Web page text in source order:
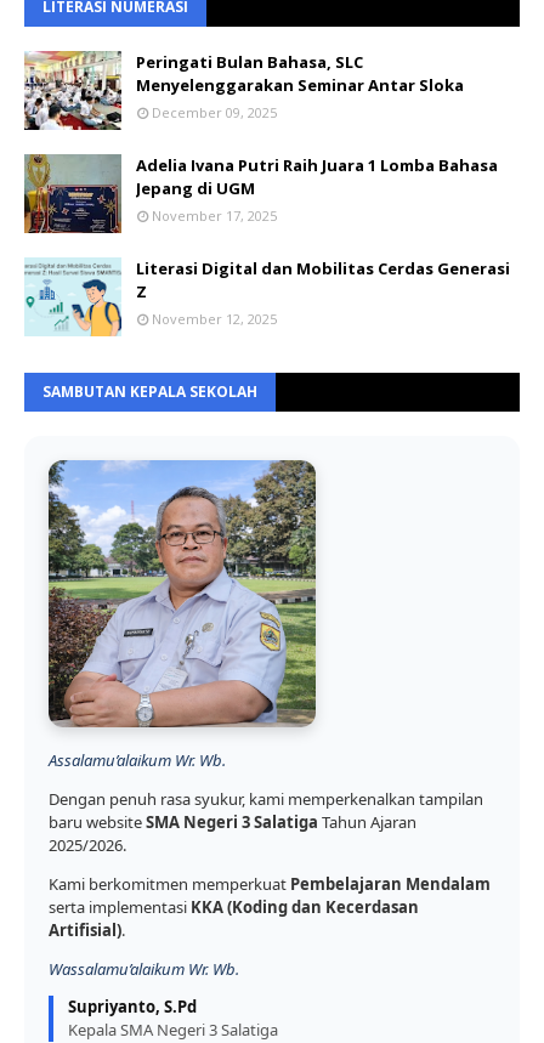
LITERASI NUMERASI
Peringati Bulan Bahasa, SLC
Menyelenggarakan Seminar Antar Sloka
December 09, 2025
Adelia Ivana Putri Raih Juara 1 Lomba Bahasa
Jepang di UGM
November 17, 2025
Literasi Digital dan Mobilitas Cerdas Generasi
Z
November 12, 2025
SAMBUTAN KEPALA SEKOLAH
Assalamu’alaikum Wr. Wb.
Dengan penuh rasa syukur, kami memperkenalkan tampilan
baru websiteSMA Negeri 3 Salatiga Tahun Ajaran
2025/2026.
Kami berkomitmen memperkuat Pembelajaran Mendalam
serta implementasi KKA (Koding dan Kecerdasan
Artifisial).
Wassalamu’alaikum Wr. Wb.
Supriyanto, S.Pd
Kepala SMA Negeri 3 Salatiga